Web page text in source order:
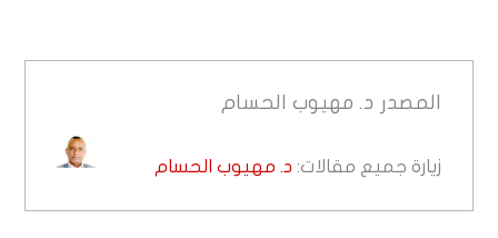
المصدر د. مهيوب الحسام
زيارة جميع مقالات: د. مهيوب الحسام